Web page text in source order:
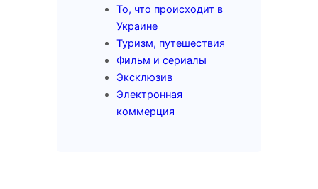
То, что происходит в
Украине
Туризм, путешествия
Фильм и сериалы
Эксклюзив
Электронная
коммерция